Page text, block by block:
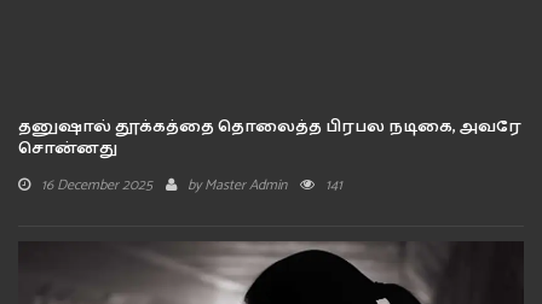
தனுஷால் தூக்கத்தை தொலைத்த பிரபல நடிகை, அவரே
சொன்னது
16 December 2025 byMaster Admin 141